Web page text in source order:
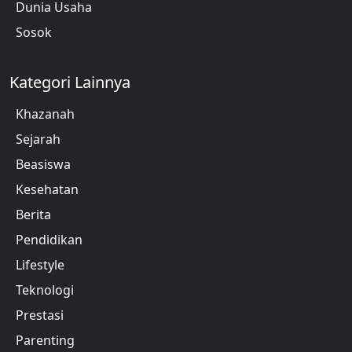
Dunia Usaha
Sosok
Kategori Lainnya
Khazanah
Sejarah
Beasiswa
Kesehatan
Berita
Pendidikan
Lifestyle
Teknologi
Prestasi
Parenting